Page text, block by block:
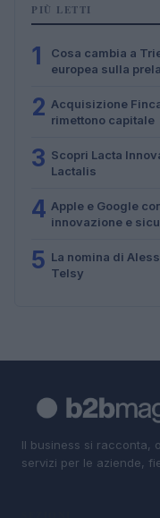
PIÙ LETTI
1
Cosa cambia a
europea sulla
2 Acquisizione
rimettono capitale
3 Scopri Lacta
Lactalis
4 Apple e Google
innovazione e
5 La nomina di
Telsy
Il business si racconta,
servizi per le aziende,